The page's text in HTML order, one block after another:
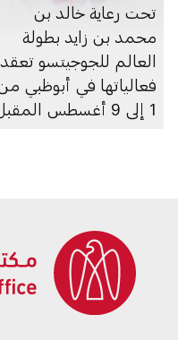
تحت رعاية خالد بن
محمد بن زايد بطولة
العالم للجوجيتسو تعقد
فعالياتها في أبوظبي من
1 إلى 9 أغسطس المقبل